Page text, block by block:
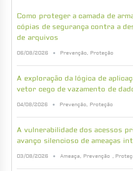
Como proteger a camada de
cópias de segurança contra a
de arquivos
06/08/2026 Prevenção, Proteção
A exploração da lógica de
vetor cego de vazamento de
04/08/2026 Prevenção, Proteção
A vulnerabilidade dos acessos
avanço silencioso de ameaças
03/08/2026 Ameaça, Prevenção ,